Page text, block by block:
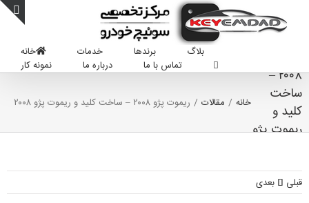
خانه خدمات برندها
بلاگ
نمونه کار
درباره ما تماس با ما
۲۰۰۸ –
ساخت
کلید و
ریموت پژو
خانه / مقالات / ریموت پژو ۲۰۰۸ – ساخت کلید و ریموت پژو ۲۰۰۸
قبلی بعدی
Sliding
Bar
Area